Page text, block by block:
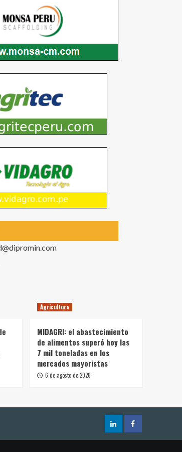
Agricultura
MIDAGRI: el abastecimiento
de alimentos superó hoy las
7 mil toneladas en los
mercados mayoristas
6 de agosto de 2026